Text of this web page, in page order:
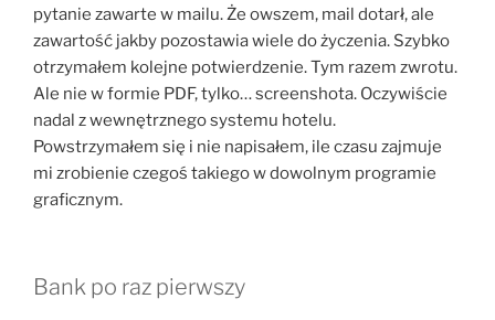
pytanie zawarte w mailu. Że owszem, mail dotarł, ale
zawartość jakby pozostawia wiele do życzenia. Szybko
otrzymałem kolejne potwierdzenie. Tym razem zwrotu.
Ale nie w formie PDF, tylko… screenshota. Oczywiście
nadal z wewnętrznego systemu hotelu.
Powstrzymałem się i nie napisałem, ile czasu zajmuje
mi zrobienie czegoś takiego w dowolnym programie
graficznym.
Bank po raz pierwszy